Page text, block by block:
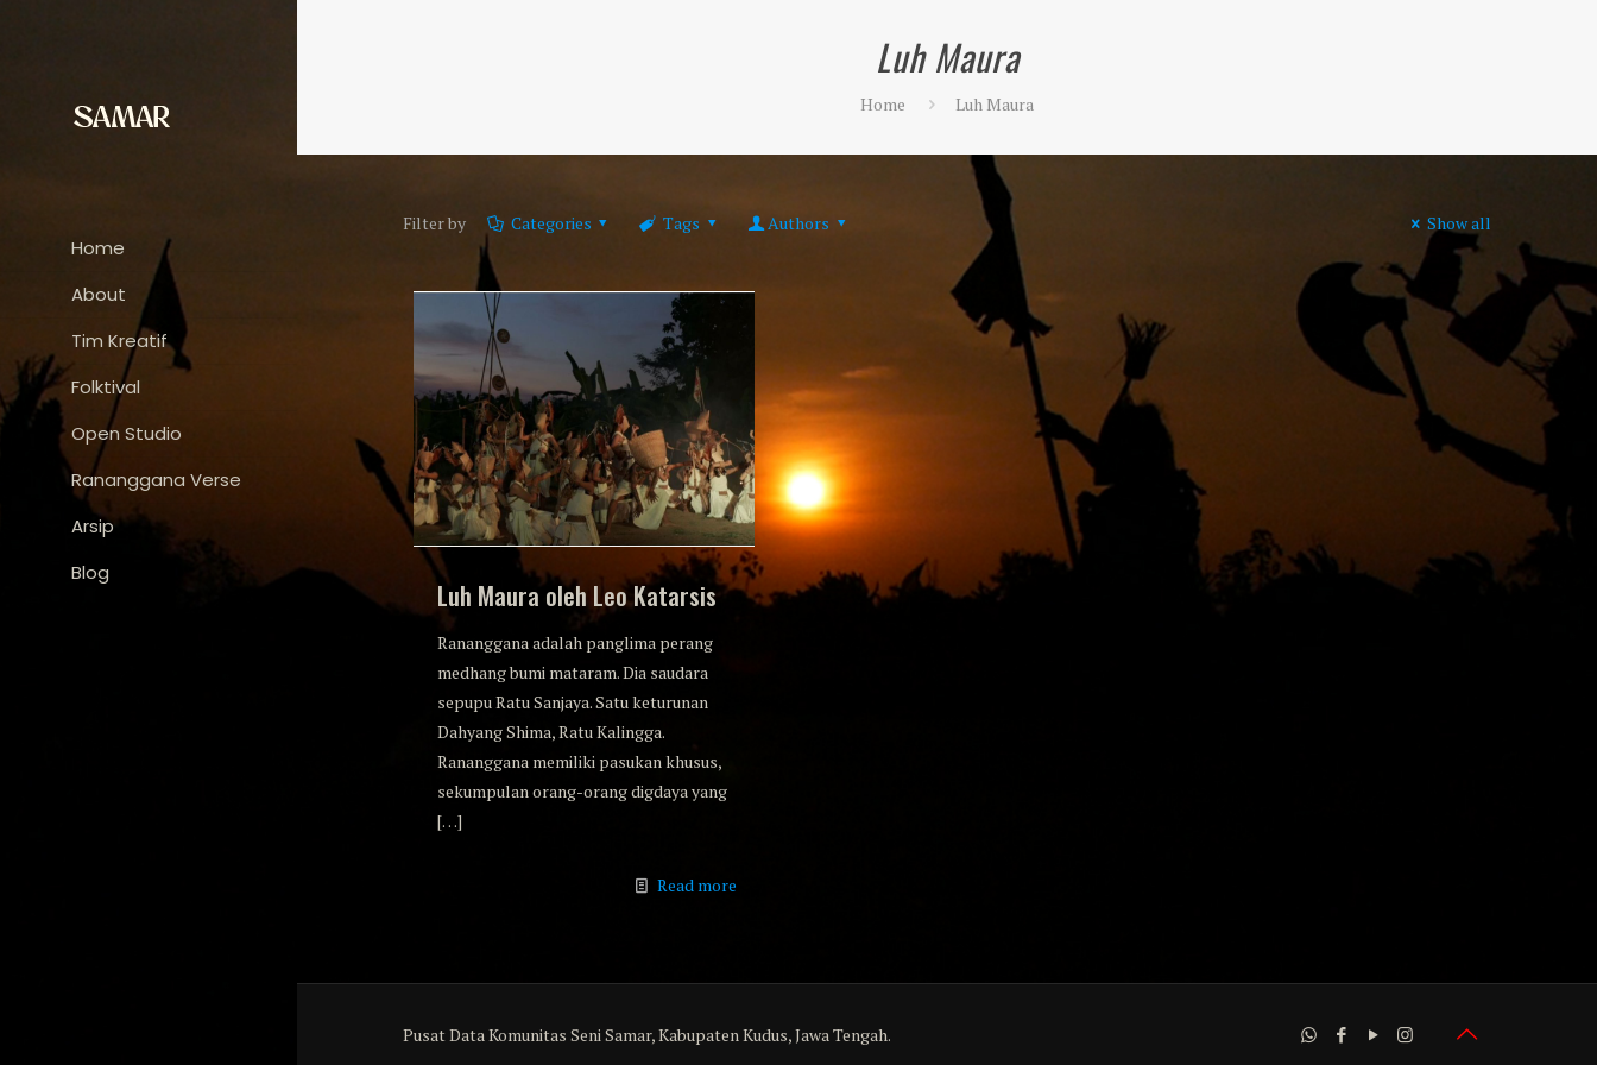
Home
About
Tim Kreatif
Folktival
Open Studio
Rananggana Verse
Arsip
Blog
Luh Maura
Home Luh Maura
Filter by Categories Tags Authors Show all
Luh Maura oleh Leo Katarsis
Rananggana adalah panglima perang
medhang bumi mataram. Dia saudara
sepupu Ratu Sanjaya. Satu keturunan
Dahyang Shima, Ratu Kalingga.
Rananggana memiliki pasukan khusus,
sekumpulan orang-orang digdaya yang
[…]
Read more
Pusat Data Komunitas Seni Samar, Kabupaten Kudus, Jawa Tengah.